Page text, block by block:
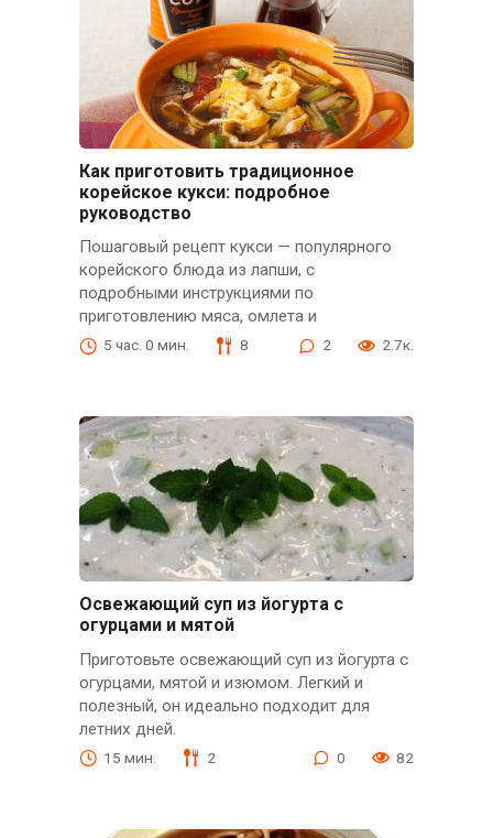
Как приготовить традиционное
корейское кукси: подробное
руководство
Пошаговый рецепт кукси — популярного
корейского блюда из лапши, с
подробными инструкциями по
приготовлению мяса, омлета и
5 час. 0 мин. 8 2 2.7к.
Освежающий суп из йогурта с
огурцами и мятой
Приготовьте освежающий суп из йогурта с
огурцами, мятой и изюмом. Легкий и
полезный, он идеально подходит для
летних дней.
15 мин. 2 0 82